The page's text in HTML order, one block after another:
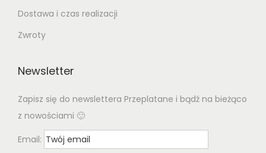
Dostawa i czas realizacji
Zwroty
Newsletter
Zapisz się do newslettera Przeplatane i bądź na bieżąco
z nowościami 🙂
Email: